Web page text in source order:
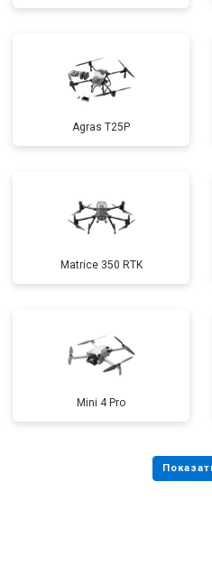
Agras T25P
Matrice 350 RTK
Mini 4 Pro